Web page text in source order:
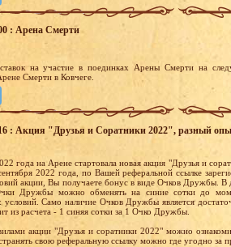
: Арена Смерти
на участие в поединках Арены Смерти на
Смерти в Ковчеге.
: Акция "Друзья и Соратники 2022", разный
года на Арене стартовала новая акция "Друзья и
2022 года, по Вашей реферальной ссылке
акции, Вы получаете бонус в виде Очков Дружбы.
Дружбы можно обменять на синие сотки до
условий. Само наличие Очков Дружбы является
из расчета - 1 синяя сотки за 1 Очко Дружбы.
акции "Друзья и соратники 2022" можно
свою реферальную ссылку можно где угодно за